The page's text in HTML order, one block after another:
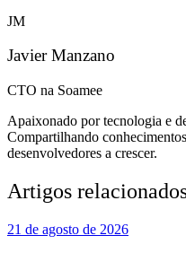
JM
Javier Manzano
CTO na Soamee
Apaixonado por tecnologia e
Compartilhando
desenvolvedores a crescer.
Artigos
21 de agosto de 2026